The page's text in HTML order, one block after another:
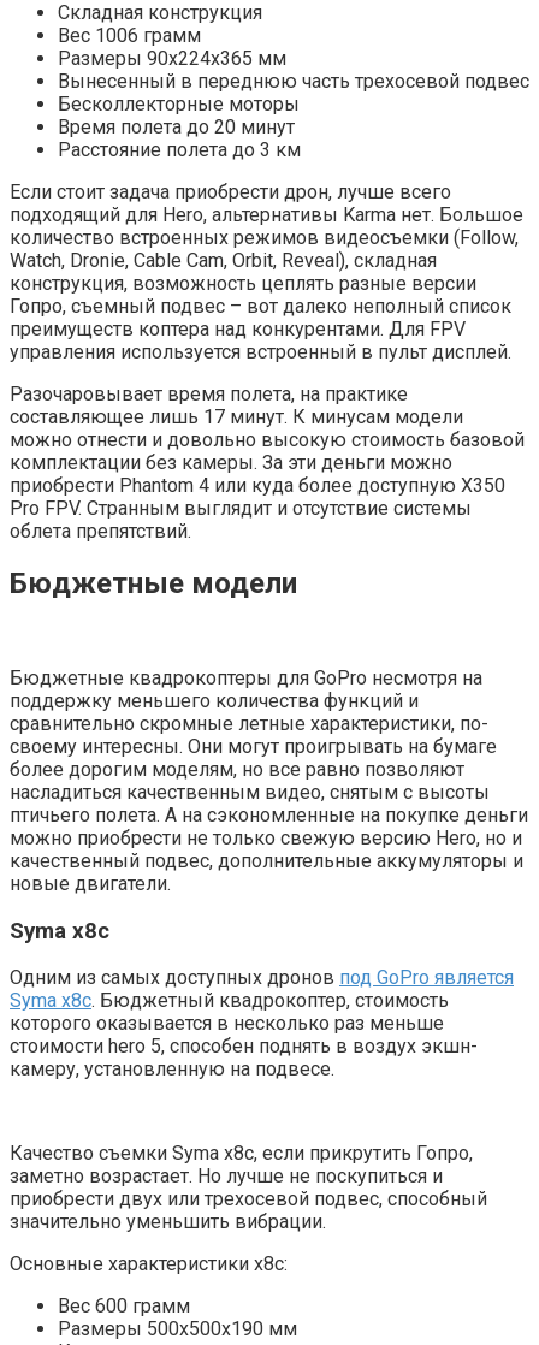
Складная конструкция
Вес 1006 грамм
Размеры 90х224х365 мм
Вынесенный в переднюю часть трехосевой подвес
Бесколлекторные моторы
Время полета до 20 минут
Расстояние полета до 3 км
Если стоит задача приобрести дрон, лучше всего
подходящий для Hero, альтернативы Karma нет. Большое
количество встроенных режимов видеосъемки (Follow,
Watch, Dronie, Cable Cam, Orbit, Reveal), складная
конструкция, возможность цеплять разные версии
Гопро, съемный подвес – вот далеко неполный список
преимуществ коптера над конкурентами. Для FPV
управления используется встроенный в пульт дисплей.
Разочаровывает время полета, на практике
составляющее лишь 17 минут. К минусам модели
можно отнести и довольно высокую стоимость базовой
комплектации без камеры. За эти деньги можно
приобрести Phantom 4 или куда более доступную X350
Pro FPV. Странным выглядит и отсутствие системы
облета препятствий.
Бюджетные модели
Бюджетные квадрокоптеры для GoPro несмотря на
поддержку меньшего количества функций и
сравнительно скромные летные характеристики, по-
своему интересны. Они могут проигрывать на бумаге
более дорогим моделям, но все равно позволяют
насладиться качественным видео, снятым с высоты
птичьего полета. А на сэкономленные на покупке деньги
можно приобрести не только свежую версию Hero, но и
качественный подвес, дополнительные аккумуляторы и
новые двигатели.
Syma x8c
Одним из самых доступных дронов под GoPro является
Syma x8c. Бюджетный квадрокоптер, стоимость
которого оказывается в несколько раз меньше
стоимости hero 5, способен поднять в воздух экшн-
камеру, установленную на подвесе.
Качество съемки Syma x8c, если прикрутить Гопро,
заметно возрастает. Но лучше не поскупиться и
приобрести двух или трехосевой подвес, способный
значительно уменьшить вибрации.
Основные характеристики x8c:
Вес 600 грамм
Размеры 500х500х190 мм